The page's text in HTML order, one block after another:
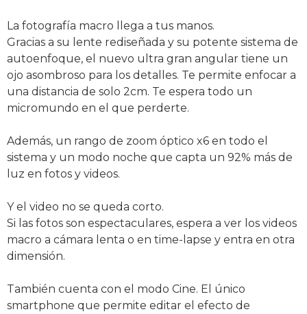
La fotografía macro llega a tus manos.
Gracias a su lente rediseñada y su potente sistema de
autoenfoque, el nuevo ultra gran angular tiene un
ojo asombroso para los detalles. Te permite enfocar a
una distancia de solo 2cm. Te espera todo un
micromundo en el que perderte.
Además, un rango de zoom óptico x6 en todo el
sistema y un modo noche que capta un 92% más de
luz en fotos y videos.
Y el video no se queda corto.
Si las fotos son espectaculares, espera a ver los videos
macro a cámara lenta o en time-lapse y entra en otra
dimensión.
También cuenta con el modo Cine. El único
smartphone que permite editar el efecto de